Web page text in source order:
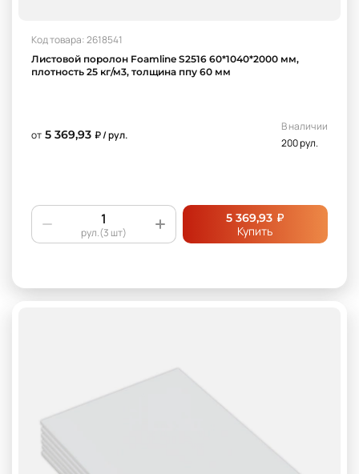
Код товара: 2618541
Листовой поролон Foamline S2516 60*1040*2000 мм,
плотность 25 кг/м3, толщина ппу 60 мм
от 5 369,93 ₽ / рул.
В наличии
200 рул.
рул.(3 шт)
5 369,93 ₽
Купить